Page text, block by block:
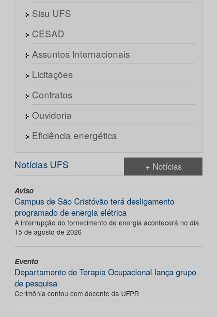
Sisu UFS
CESAD
Assuntos Internacionais
Licitações
Contratos
Ouvidoria
Eficiência energética
Notícias UFS + Notícias
Aviso
Campus de São Cristóvão terá desligamento
programado de energia elétrica
A interrupção do fornecimento de energia acontecerá no dia
15 de agosto de 2026
Evento
Departamento de Terapia Ocupacional lança grupo
de pesquisa
Cerimônia contou com docente da UFPR